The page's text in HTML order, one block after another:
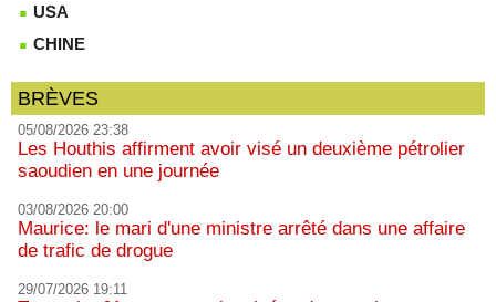
USA
CHINE
BRÈVES
05/08/2026 23:38
Les Houthis affirment avoir visé un deuxième pétrolier
saoudien en une journée
03/08/2026 20:00
Maurice: le mari d'une ministre arrêté dans une affaire
de trafic de drogue
29/07/2026 19:11